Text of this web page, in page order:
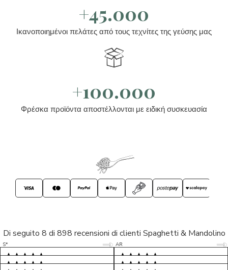
+45.000
Ικανοποιημένοι πελάτες από τους τεχνίτες της γεύσης μας
+100.000
Φρέσκα προϊόντα αποστέλλονται με ειδική συσκευασία
Di seguito 8 di 898 recensioni di clienti Spaghetti & Mandolino
S* 5/5
LP 5/5
M* 5/5
AR 5/5
D* 5/5
S* 5/5